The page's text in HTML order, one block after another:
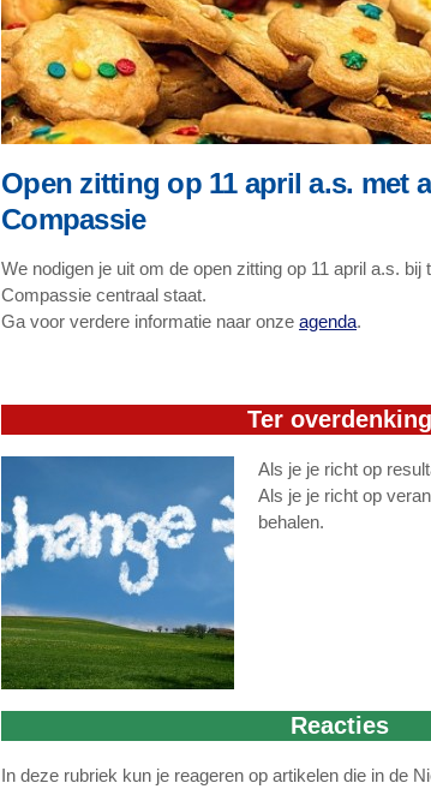
Open zitting op 11 april a.s. met
Compassie
We nodigen je uit om de open zitting op 11 april a.s.
Compassie centraal staat.
Ga voor verdere informatie naar onze agenda.
Ter overdenking
Als je je richt op
Als je je richt op
behalen.
Reacties
In deze rubriek kun je reageren op artikelen die in de